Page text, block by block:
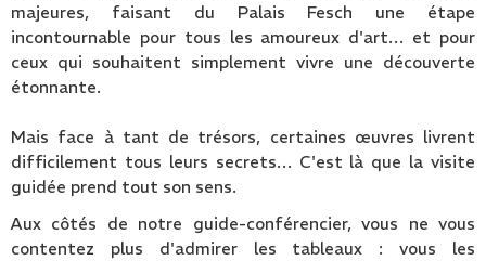
majeures, faisant du Palais Fesch une étape
incontournable pour tous les amoureux d'art… et pour
ceux qui souhaitent simplement vivre une découverte
étonnante.
Mais face à tant de trésors, certaines œuvres livrent
difficilement tous leurs secrets… C'est là que la visite
guidée prend tout son sens.
Aux côtés de notre guide-conférencier, vous ne vous
contentez plus d'admirer les tableaux : vous les